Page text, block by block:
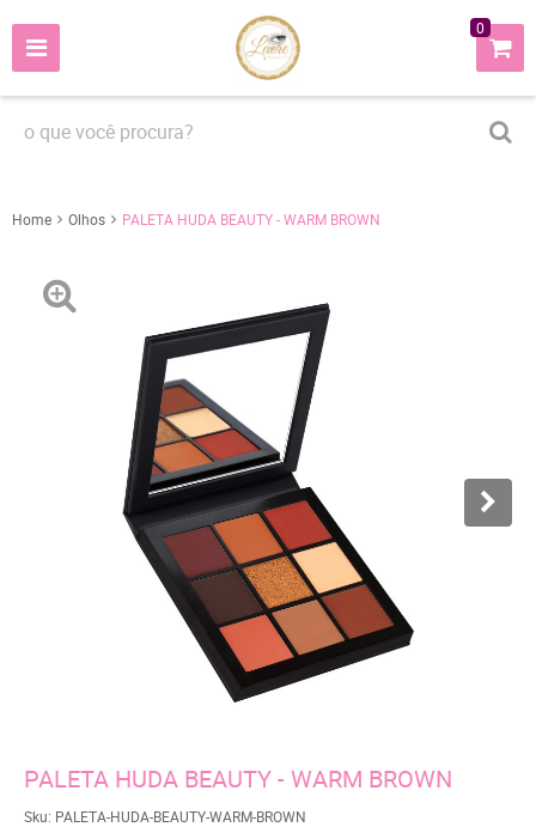
0
Home Olhos PALETA HUDA BEAUTY - WARM BROWN
PALETA HUDA BEAUTY - WARM BROWN
Sku: PALETA-HUDA-BEAUTY-WARM-BROWN